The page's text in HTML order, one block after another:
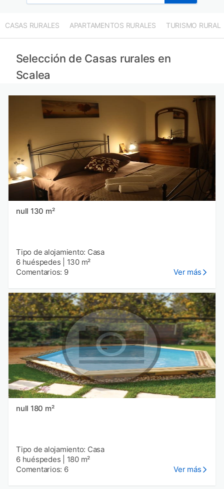
CASAS RURALES APARTAMENTOS RURALES TURISMO RURAL
Selección de Casas rurales en
Scalea
null 130 m²
Tipo de alojamiento: Casa
6 huéspedes
130 m²
Comentarios: 9
Ver más
null 180 m²
Tipo de alojamiento: Casa
6 huéspedes
180 m²
Comentarios: 6
Ver más